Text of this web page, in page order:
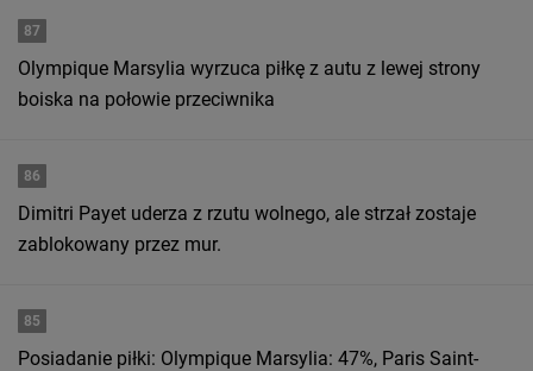
87
Olympique Marsylia wyrzuca piłkę z autu z lewej strony
boiska na połowie przeciwnika
86
Dimitri Payet uderza z rzutu wolnego, ale strzał zostaje
zablokowany przez mur.
85
Posiadanie piłki: Olympique Marsylia: 47%, Paris Saint-